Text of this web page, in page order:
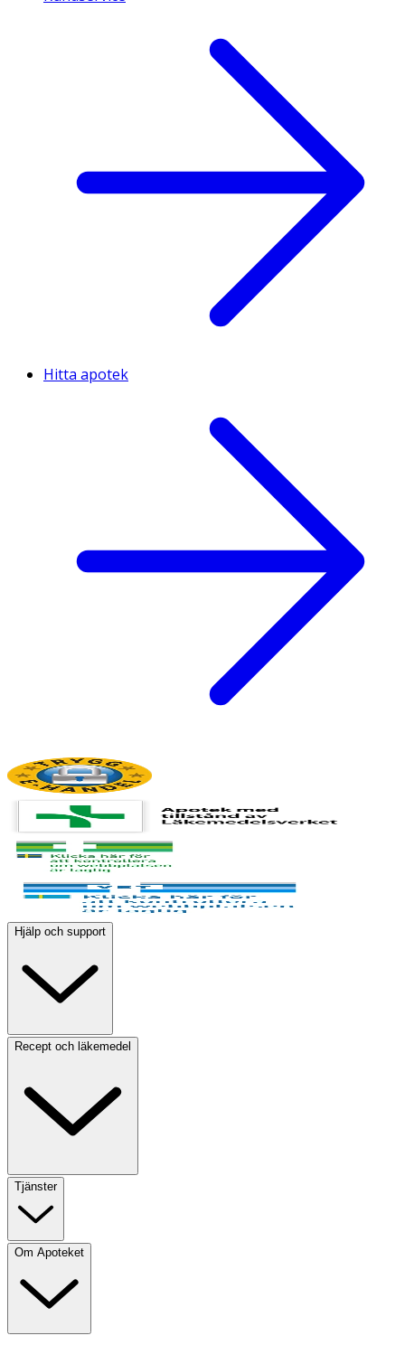
Hitta apotek
Hjälp och support
Recept och läkemedel
Tjänster
Om Apoteket